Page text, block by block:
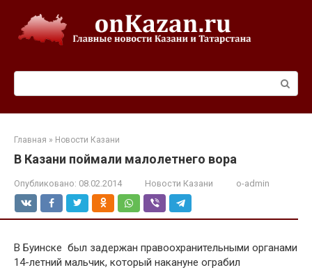
контенту
Главная » Новости Казани
В Казани поймали малолетнего вора
Опубликовано: 08.02.2014 Новости Казани o-admin
В Буинске был задержан правоохранительными органами
14-летний мальчик, который накануне ограбил